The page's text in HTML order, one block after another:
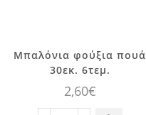
Μπαλόνια φούξια πουά
30εκ. 6τεμ.
2,60€